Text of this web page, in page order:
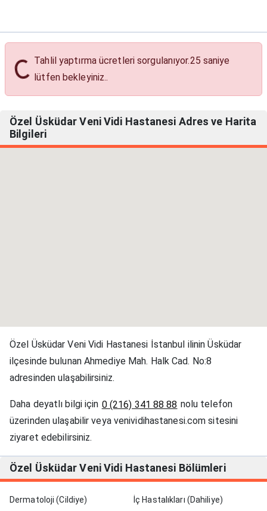
Tahlil yaptırma ücretleri sorgulanıyor.24 saniye
lütfen bekleyiniz..
Özel Üsküdar Veni Vidi Hastanesi Adres ve Harita
Bilgileri
Özel Üsküdar Veni Vidi Hastanesi İstanbul ilinin Üsküdar
ilçesinde bulunan Ahmediye Mah. Halk Cad. No:8
adresinden ulaşabilirsiniz.
Daha deyatlı bilgi için 0 (216) 341 88 88 nolu telefon
üzerinden ulaşabilir veya venividihastanesi.com sitesini
ziyaret edebilirsiniz.
Özel Üsküdar Veni Vidi Hastanesi Bölümleri
Dermatoloji (Cildiye)
İç Hastalıkları (Dahiliye)